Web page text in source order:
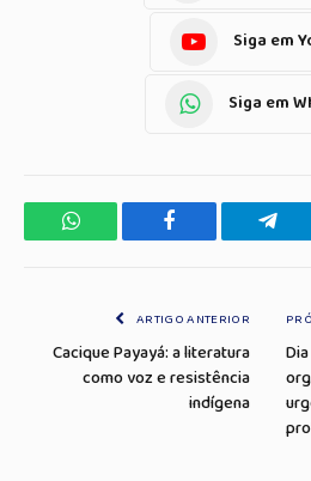
Siga em
Siga em
WhatsApp Facebook
ARTIGO ANTERIOR
Cacique Payayá: a literatura
como voz e resistência
indígena